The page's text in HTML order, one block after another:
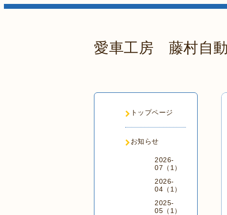
愛車工房 藤村自
トップページ
お知らせ
2026-
07（1）
2026-
04（1）
2025-
05（1）